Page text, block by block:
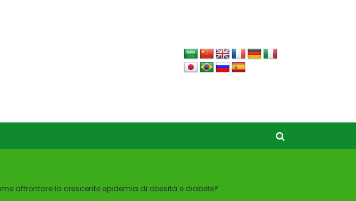
affrontare la crescente epidemia di obesità e diabete?